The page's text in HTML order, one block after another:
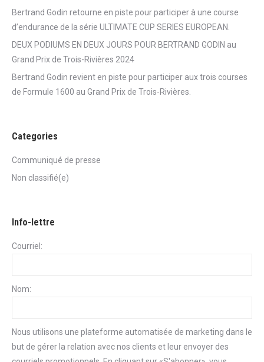
Bertrand Godin retourne en piste pour participer à une course
d’endurance de la série ULTIMATE CUP SERIES EUROPEAN.
DEUX PODIUMS EN DEUX JOURS POUR BERTRAND GODIN au
Grand Prix de Trois-Rivières 2024
Bertrand Godin revient en piste pour participer aux trois courses
de Formule 1600 au Grand Prix de Trois-Rivières.
Categories
Communiqué de presse
Non classifié(e)
Info-lettre
Courriel:
Nom:
Nous utilisons une plateforme automatisée de marketing dans le
but de gérer la relation avec nos clients et leur envoyer des